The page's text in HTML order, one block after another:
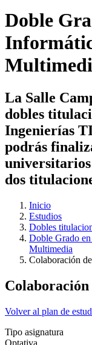
Doble
La Salle
dobles
Ingenierías
podrás
universitarios
dos
Inicio
Estudios
Dobles
Doble Grado
Multimedia
Colaboración
Volver al plan de
Tipo asignatura
Optativa